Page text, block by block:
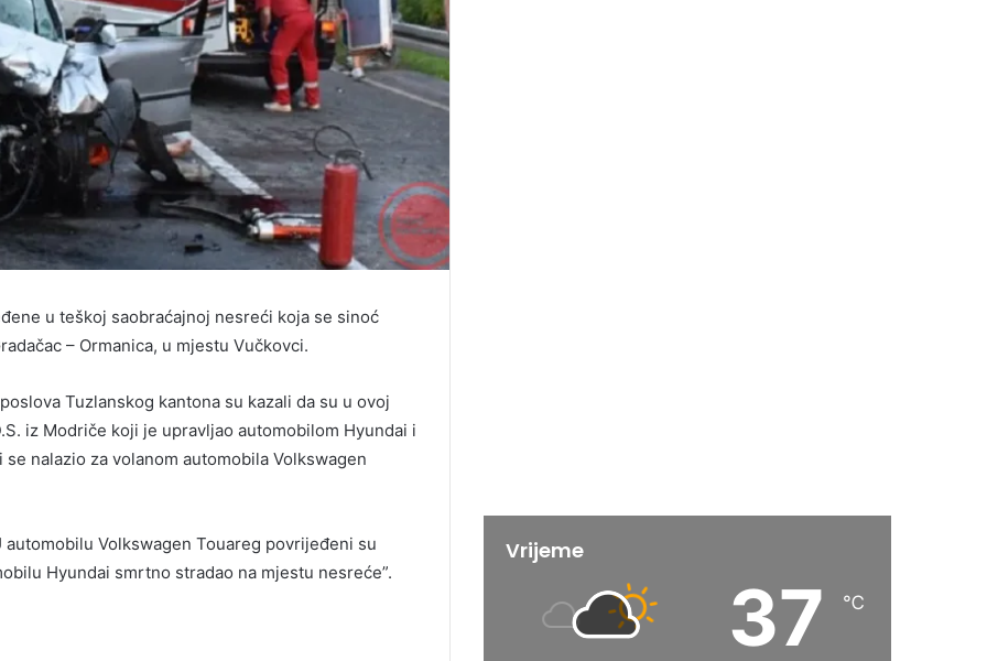
u teškoj saobraćajnoj nesreći koja se sinoć
– Ormanica, u mjestu Vučkovci.
Tuzlanskog kantona su kazali da su u ovoj
iz Modriče koji je upravljao automobilom Hyundai i
nalazio za volanom automobila Volkswagen
Volkswagen Touareg povrijeđeni su
Hyundai smrtno stradao na mjestu nesreće”.
Vrijeme
37 ℃